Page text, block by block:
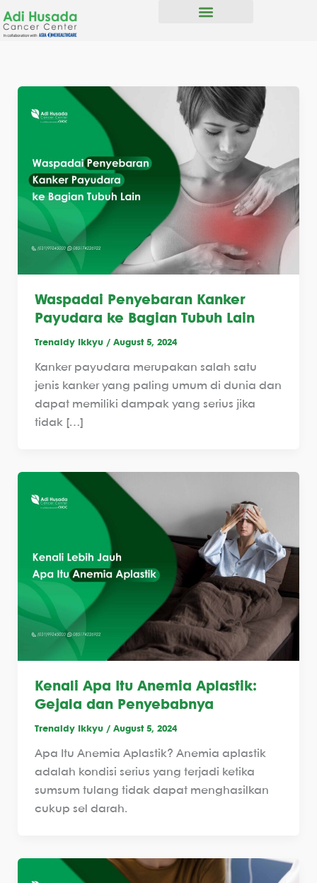
to
Waspadai Penyebaran Kanker
Payudara ke Bagian Tubuh Lain
Trenaldy Ikkyu / August 5, 2024
Kanker payudara merupakan salah satu
jenis kanker yang paling umum di dunia dan
dapat memiliki dampak yang serius jika
tidak […]
Kenali Apa Itu Anemia Aplastik:
Gejala dan Penyebabnya
Trenaldy Ikkyu / August 5, 2024
Apa Itu Anemia Aplastik? Anemia aplastik
adalah kondisi serius yang terjadi ketika
sumsum tulang tidak dapat menghasilkan
cukup sel darah.